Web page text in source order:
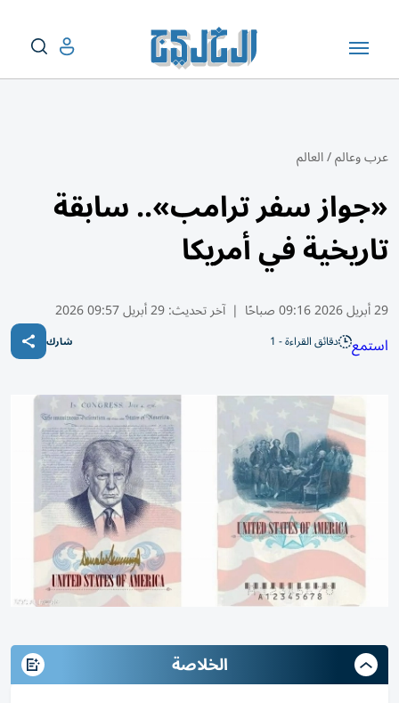
عرب وعالم/العالم
«جواز سفر ترامب».. سابقة
تاريخية في أمريكا
29 أبريل 2026 09:16 صباحًا | آخر تحديث:29 أبريل 09:57 2026
استمع دقائق القراءة - 1 شارك
الخلاصة